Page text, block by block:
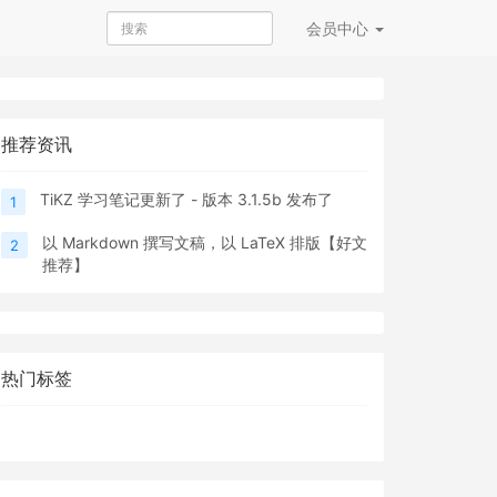
会员中心
推荐资讯
1 TiKZ 学习笔记更新了 - 版本 3.1.5b 发布了
2
以 Markdown 撰写文稿，以 LaTeX 排版【好文
推荐】
热门标签